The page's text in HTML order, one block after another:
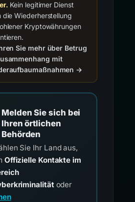
Kein legitimer Dienst
die Wiederherstellung
Kryptowährungen
Sie mehr über Betrug
mit
→
Melden Sie sich bei
Ihren örtlichen
Behörden
Sie Ihr Land aus,
Offizielle Kontakte im
oder